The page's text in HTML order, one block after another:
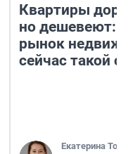
Квартиры
но дешевеют:
рынок
сейчас такой
Екатерина